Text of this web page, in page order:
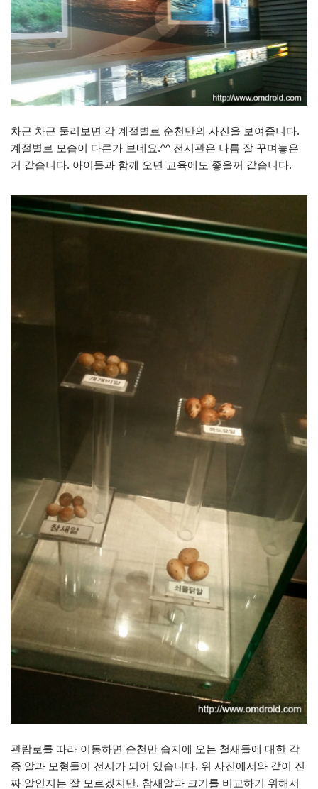
차근 차근 둘러보면 각 계절별로 순천만의 사진을 보여줍니다.
계절별로 모습이 다른가 보네요.^^ 전시관은 나름 잘 꾸며놓은
거 같습니다. 아이들과 함께 오면 교육에도 좋을꺼 같습니다.
관람로를 따라 이동하면 순천만 습지에 오는 철새들에 대한 각
종 알과 모형들이 전시가 되어 있습니다. 위 사진에서와 같이 진
짜 알인지는 잘 모르겠지만, 참새알과 크기를 비교하기 위해서